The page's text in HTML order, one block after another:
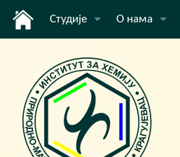
Студије
Мастер академске студије
Докторске академске
Акредитација
Упис
О нама
Наставници